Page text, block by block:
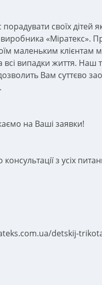
порадувати своїх дітей
«Міратекс».
маленьким клієнтам
всі випадки життя. Наш
Вам суттєво
на Ваші заявки!
з усіх
detskij-